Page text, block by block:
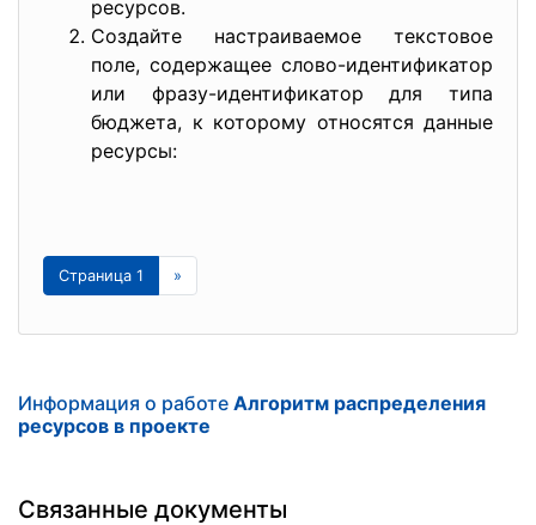
ресурсов.
Создайте настраиваемое текстовое
поле, содержащее слово-идентификатор
или фразу-идентификатор для типа
бюджета, к которому относятся данные
ресурсы:
Страница 1 »
Информация о работе Алгоритм распределения
ресурсов в проекте
Связанные документы